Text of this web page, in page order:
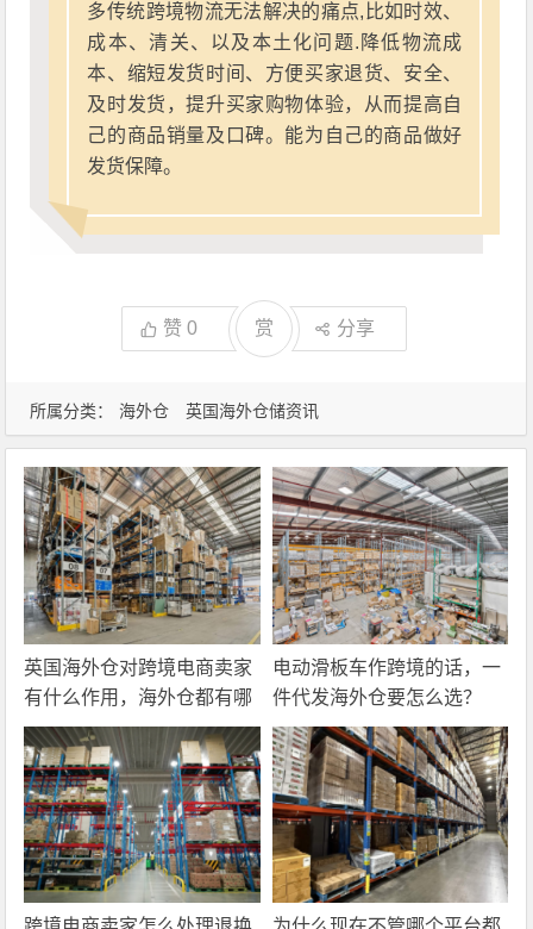
所属分类： 海外仓 英国海外仓储资讯
多传统跨境物流无法解决的痛点,比如时效、
成本、清关、以及本土化问题.降低物流成
本、缩短发货时间、方便买家退货、安全、
及时发货，提升买家购物体验，从而提高自
己的商品销量及口碑。能为自己的商品做好
发货保障。
赞0 赏 分享
英国海外仓对跨境电商卖家
有什么作用，海外仓都有哪
些核心服务？
电动滑板车作跨境的话，一
件代发海外仓要怎么选？